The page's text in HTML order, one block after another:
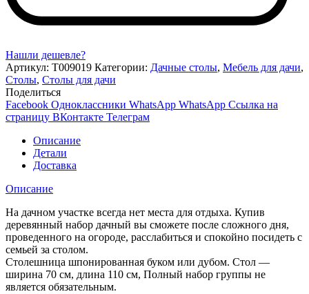
Нашли дешевле?
Артикул: Т009019 Категории: Дачные столы, Мебель для дачи,
Столы, Столы для дачи
Поделиться
Facebook Одноклассники WhatsApp WhatsApp Ссылка на
страницу ВКонтакте Телеграм
Описание
Детали
Доставка
Описание
На дачном участке всегда нет места для отдыха. Купив
деревянный набор дачный вы сможете после сложного дня,
проведенного на огороде, расслабиться и спокойно посидеть с
семьей за столом.
Столешница шпонированная буком или дубом. Стол —
ширина 70 см, длина 110 см, Полный набор группы не
является обязательным.